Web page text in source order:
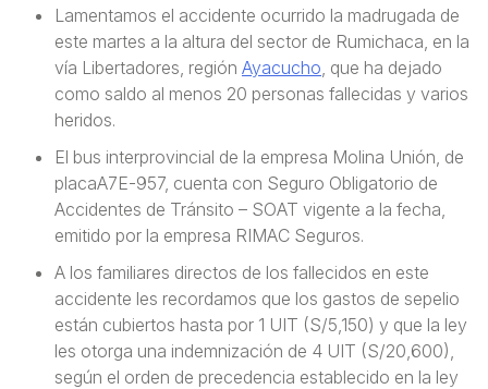
Lamentamos el accidente ocurrido la madrugada de
este martes a la altura del sector de Rumichaca, en la
vía Libertadores, región Ayacucho, que ha dejado
como saldo al menos 20 personas fallecidas y varios
heridos.
El bus interprovincial de la empresa Molina Unión, de
placaA7E-957, cuenta con Seguro Obligatorio de
Accidentes de Tránsito – SOAT vigente a la fecha,
emitido por la empresa RIMAC Seguros.
A los familiares directos de los fallecidos en este
accidente les recordamos que los gastos de sepelio
están cubiertos hasta por 1 UIT (S/5,150) y que la ley
les otorga una indemnización de 4 UIT (S/20,600),
según el orden de precedencia establecido en la ley